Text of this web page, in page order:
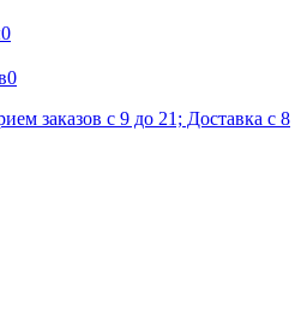
0
0
заказов с 9 до 21; Доставка с 8